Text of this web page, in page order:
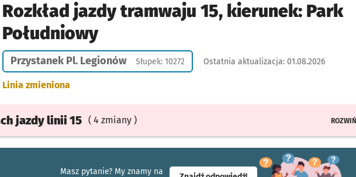
Rozkład jazdy tramwaju 15, kierunek: Park
Południowy
Przystanek Pl. Legionów Słupek: 10272 Ostatnia aktualizacja: 01.08.2026
Linia zmieniona
jazdylinii 15 ( 4 zmiany )
ROZWIŃ
Masz pytanie? My znamy na